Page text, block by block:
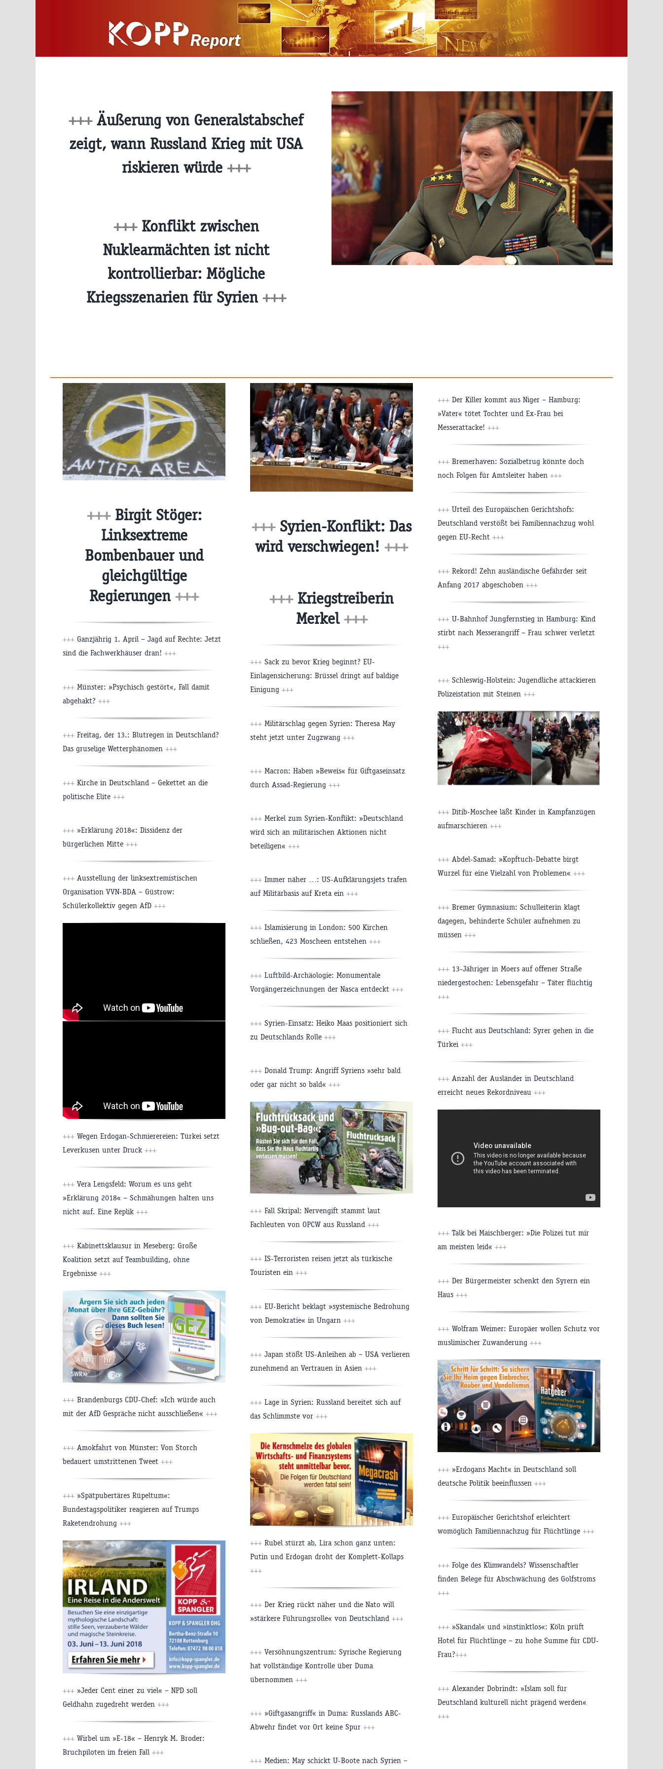
+++ Äußerung von Generalstabschef
zeigt, wann Russland Krieg mit USA
riskieren würde +++
+++ Konflikt zwischen
Nuklearmächten ist nicht
kontrollierbar: Mögliche
Kriegsszenarien für Syrien +++
+++ Birgit Stöger:
Linksextreme
Bombenbauer und
gleichgültige
Regierungen +++
+++ Ganzjährig 1. April – Jagd auf Rechte: Jetzt
sind die Fachwerkhäuser dran! +++
+++ Münster: »Psychisch gestört«, Fall damit
abgehakt? +++
+++ Freitag, der 13.: Blutregen in Deutschland?
Das gruselige Wetterphänomen +++
+++ Kirche in Deutschland – Gekettet an die
politische Elite +++
+++ »Erklärung 2018«: Dissidenz der
bürgerlichen Mitte +++
+++ Ausstellung der linksextremistischen
Organisation VVN-BDA – Güstrow:
Schülerkollektiv gegen AfD +++
+++ Wegen Erdogan-Schmierereien: Türkei setzt
Leverkusen unter Druck +++
+++ Vera Lengsfeld: Worum es uns geht
»Erklärung 2018« – Schmähungen halten uns
nicht auf. Eine Replik +++
+++ Kabinettsklausur in Meseberg: Große
Koalition setzt auf Teambuilding, ohne
Ergebnisse +++
+++ Brandenburgs CDU-Chef: »Ich würde auch
mit der AfD Gespräche nicht ausschließen« +++
+++ Amokfahrt von Münster: Von Storch
bedauert umstrittenen Tweet +++
+++ »Spätpubertäres Rüpeltum«:
Bundestagspolitiker reagieren auf Trumps
Raketendrohung +++
+++ »Jeder Cent einer zu viel« – NPD soll
Geldhahn zugedreht werden +++
+++ Wirbel um »E-18« – Henryk M. Broder:
Bruchpiloten im freien Fall +++
+++ Syrien-Konflikt: Das
wird verschwiegen! +++
+++ Kriegstreiberin
Merkel +++
+++ Sack zu bevor Krieg beginnt? EU-
Einlagensicherung: Brüssel dringt auf baldige
Einigung +++
+++ Militärschlag gegen Syrien: Theresa May
steht jetzt unter Zugzwang +++
+++ Macron: Haben »Beweis« für Giftgaseinsatz
durch Assad-Regierung +++
+++ Merkel zum Syrien-Konflikt: »Deutschland
wird sich an militärischen Aktionen nicht
beteiligen« +++
+++ Immer näher …: US-Aufklärungsjets trafen
auf Militärbasis auf Kreta ein +++
+++ Islamisierung in London: 500 Kirchen
schließen, 423 Moscheen entstehen +++
+++ Luftbild-Archäologie: Monumentale
Vorgängerzeichnungen der Nasca entdeckt +++
+++ Syrien-Einsatz: Heiko Maas positioniert sich
zu Deutschlands Rolle +++
+++ Donald Trump: Angriff Syriens »sehr bald
oder gar nicht so bald« +++
+++ Fall Skripal: Nervengift stammt laut
Fachleuten von OPCW aus Russland +++
+++ IS-Terroristen reisen jetzt als türkische
Touristen ein +++
+++ EU-Bericht beklagt »systemische Bedrohung
von Demokratie« in Ungarn +++
+++ Japan stößt US-Anleihen ab – USA verlieren
zunehmend an Vertrauen in Asien +++
+++ Lage in Syrien: Russland bereitet sich auf
das Schlimmste vor +++
+++ Rubel stürzt ab, Lira schon ganz unten:
Putin und Erdogan droht der Komplett-Kollaps
+++
+++ Der Krieg rückt näher und die Nato will
»stärkere Führungsrolle« von Deutschland +++
+++ Versöhnungszentrum: Syrische Regierung
hat vollständige Kontrolle über Duma
übernommen +++
+++ »Giftgasangriff« in Duma: Russlands ABC-
Abwehr findet vor Ort keine Spur +++
+++ Medien: May schickt U-Boote nach Syrien –
+++ Der Killer kommt aus Niger – Hamburg:
»Vater« tötet Tochter und Ex-Frau bei
Messerattacke! +++
+++ Bremerhaven: Sozialbetrug könnte doch
noch Folgen für Amtsleiter haben +++
+++ Urteil des Europäischen Gerichtshofs:
Deutschland verstößt bei Familiennachzug wohl
gegen EU-Recht +++
+++ Rekord! Zehn ausländische Gefährder seit
Anfang 2017 abgeschoben +++
+++ U-Bahnhof Jungfernstieg in Hamburg: Kind
stirbt nach Messerangriff – Frau schwer verletzt
+++
+++ Schleswig-Holstein: Jugendliche attackieren
Polizeistation mit Steinen +++
+++ Ditib-Moschee läßt Kinder in Kampfanzügen
aufmarschieren +++
+++ Abdel-Samad: »Kopftuch-Debatte birgt
Wurzel für eine Vielzahl von Problemen« +++
+++ Bremer Gymnasium: Schulleiterin klagt
dagegen, behinderte Schüler aufnehmen zu
müssen +++
+++ 13-Jähriger in Moers auf offener Straße
niedergestochen: Lebensgefahr – Täter flüchtig
+++
+++ Flucht aus Deutschland: Syrer gehen in die
Türkei +++
+++ Anzahl der Ausländer in Deutschland
erreicht neues Rekordniveau +++
+++ Talk bei Maischberger: »Die Polizei tut mir
am meisten leid« +++
+++ Der Bürgermeister schenkt den Syrern ein
Haus +++
+++ Wolfram Weimer: Europäer wollen Schutz vor
muslimischer Zuwanderung +++
+++ »Erdogans Macht« in Deutschland soll
deutsche Politik beeinflussen +++
+++ Europäischer Gerichtshof erleichtert
womöglich Familiennachzug für Flüchtlinge +++
+++ Folge des Klimwandels? Wissenschaftler
finden Belege für Abschwächung des Golfstroms
+++
+++ »Skandal« und »instinktlos«: Köln prüft
Hotel für Flüchtlinge – zu hohe Summe für CDU-
Frau?+++
+++ Alexander Dobrindt: »Islam soll für
Deutschland kulturell nicht prägend werden«
+++